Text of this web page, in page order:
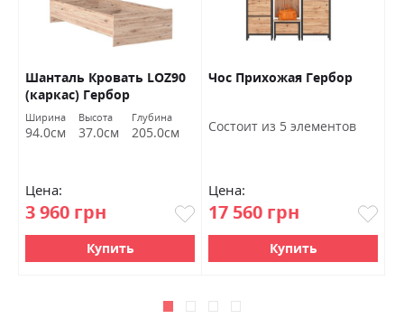
Шанталь Кровать LOZ90
(каркас) Гербор
Ширина
94.0см
Высота
37.0см
Глубина
205.0см
Цена:
3 960 грн
Купить
Чос Прихожая Гербор
Состоит из 5 элементов
Цена:
17 560 грн
Купить